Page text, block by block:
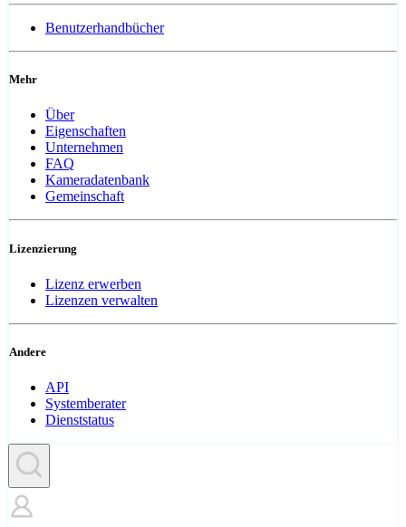
Benutzerhandbücher
Mehr
Über
Eigenschaften
Unternehmen
FAQ
Kameradatenbank
Gemeinschaft
Lizenzierung
Lizenz erwerben
Lizenzen verwalten
Andere
API
Systemberater
Dienststatus